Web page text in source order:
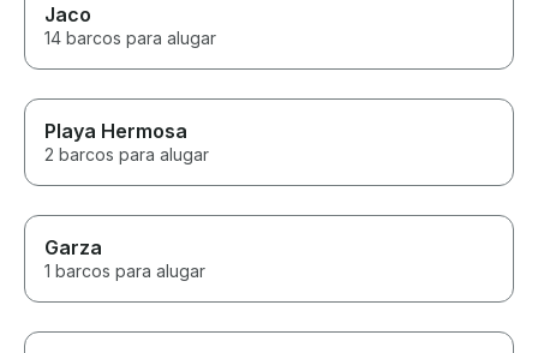
Jaco
14 barcos para alugar
Playa Hermosa
2 barcos para alugar
Garza
1 barcos para alugar